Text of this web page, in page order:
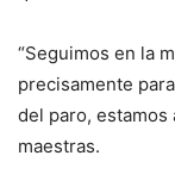
“Seguimos en la
precisamente
del paro, estamos
maestras.